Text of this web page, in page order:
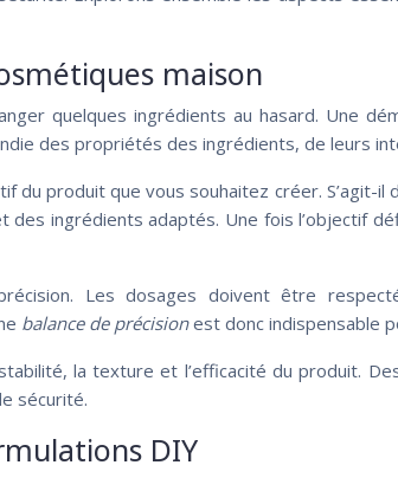
maison
quelques ingrédients au hasard. Une
des propriétés des ingrédients, de leurs
produit que vous souhaitez créer. S’agit-il
ingrédients adaptés. Une fois l’objectif
Les dosages doivent être
balance de précisionest donc indispensable
la texture et l’efficacité du produit.
sécurité.
DIY